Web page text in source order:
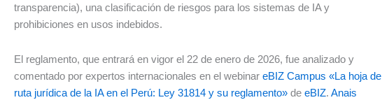
transparencia), una clasificación de riesgos para los sistemas de IA y
prohibiciones en usos indebidos.
El reglamento, que entrará en vigor el 22 de enero de 2026, fue analizado y
comentado por expertos internacionales en el webinar eBIZ Campus «La hoja de
ruta jurídica de la IA en el Perú: Ley 31814 y su reglamento» de eBIZ. Anais